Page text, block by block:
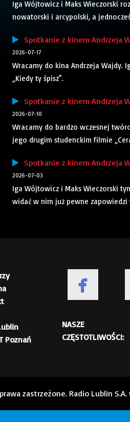
Iga Wójtowicz i Maks Wieczorski
nowatorski i arcypolski, a
Spotkanie z kinem Andrzeja
2026-07-17
Wracamy do kina Andrzeja Wajdy.
„Kiedy ty śpisz”.
Spotkanie z kinem Andrzeja
2026-07-10
Wracamy do bardzo wczesnej
jego drugim studenckim filmie
Spotkanie z kinem Andrzeja
2026-07-03
Iga Wójtowicz i Maks Wieczorski
widać w nim już pewne zapowiedzi
Poznań
NASZE
CZĘSTOTLIWOŚCI:
zastrzeżone. Radio Lublin